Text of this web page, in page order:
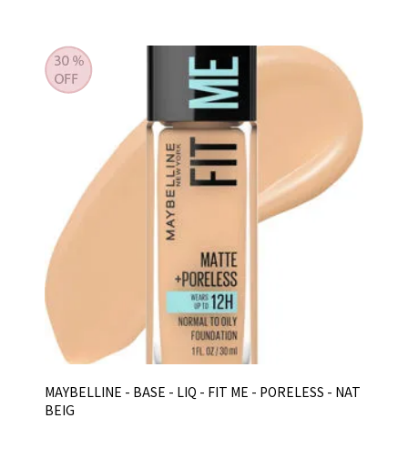
MAYBELLINE - BASE - LIQ - FIT ME - PORELESS - NAT
BEIG